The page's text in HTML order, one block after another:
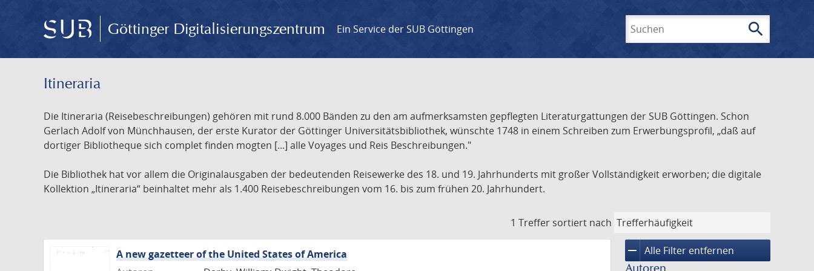
Göttinger Digitalisierungszentrum Ein Service der SUB Göttingen search
Itineraria
Die Itineraria (Reisebeschreibungen) gehören mit rund 8.000 Bänden zu den am aufmerksamsten gepflegten Literaturgattungen der SUB Göttingen. Schon
Gerlach Adolf von Münchhausen, der erste Kurator der Göttinger Universitätsbibliothek, wünschte 1748 in einem Schreiben zum Erwerbungsprofil, „daß auf
dortiger Bibliotheque sich complet finden mogten [...] alle Voyages und Reis Beschreibungen."
Die Bibliothek hat vor allem die Originalausgaben der bedeutenden Reisewerke des 18. und 19. Jahrhunderts mit großer Vollständigkeit erworben; die digitale
Kollektion „Itineraria“ beinhaltet mehr als 1.400 Reisebeschreibungen vom 16. bis zum frühen 20. Jahrhundert.
1 Treffer sortiert nach
remove Alle Filter entfernen
A new gazetteer of the United States of America